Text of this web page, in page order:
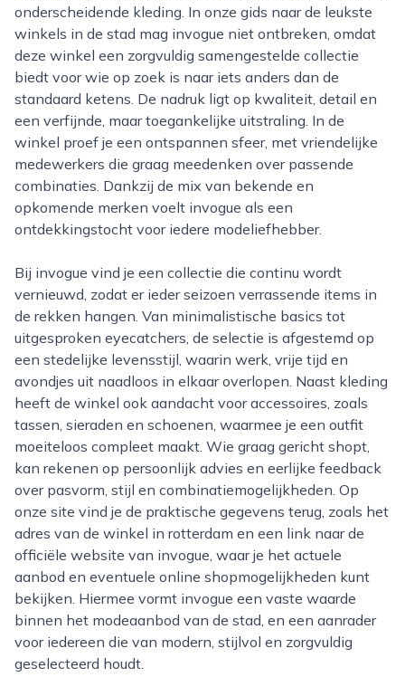
onderscheidende kleding. In onze gids naar de leukste
winkels in de stad mag invogue niet ontbreken, omdat
deze winkel een zorgvuldig samengestelde collectie
biedt voor wie op zoek is naar iets anders dan de
standaard ketens. De nadruk ligt op kwaliteit, detail en
een verfijnde, maar toegankelijke uitstraling. In de
winkel proef je een ontspannen sfeer, met vriendelijke
medewerkers die graag meedenken over passende
combinaties. Dankzij de mix van bekende en
opkomende merken voelt invogue als een
ontdekkingstocht voor iedere modeliefhebber.
Bij invogue vind je een collectie die continu wordt
vernieuwd, zodat er ieder seizoen verrassende items in
de rekken hangen. Van minimalistische basics tot
uitgesproken eyecatchers, de selectie is afgestemd op
een stedelijke levensstijl, waarin werk, vrije tijd en
avondjes uit naadloos in elkaar overlopen. Naast kleding
heeft de winkel ook aandacht voor accessoires, zoals
tassen, sieraden en schoenen, waarmee je een outfit
moeiteloos compleet maakt. Wie graag gericht shopt,
kan rekenen op persoonlijk advies en eerlijke feedback
over pasvorm, stijl en combinatiemogelijkheden. Op
onze site vind je de praktische gegevens terug, zoals het
adres van de winkel in rotterdam en een link naar de
officiële website van invogue, waar je het actuele
aanbod en eventuele online shopmogelijkheden kunt
bekijken. Hiermee vormt invogue een vaste waarde
binnen het modeaanbod van de stad, en een aanrader
voor iedereen die van modern, stijlvol en zorgvuldig
geselecteerd houdt.